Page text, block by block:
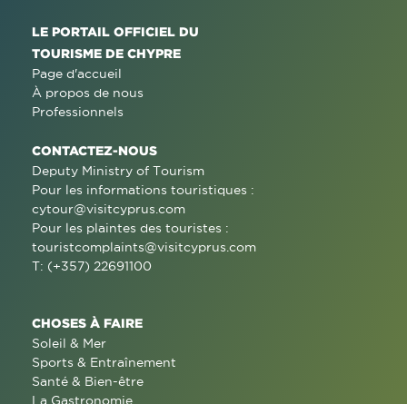
LE PORTAIL OFFICIEL DU
TOURISME DE CHYPRE
Page d'accueil
À propos de nous
Professionnels
CONTACTEZ-NOUS
Deputy Ministry of Tourism
Pour les informations touristiques :
cytour@visitcyprus.com
Pour les plaintes des touristes :
touristcomplaints@visitcyprus.com
T: (+357) 22691100
CHOSES À FAIRE
Soleil & Mer
Sports & Entraînement
Santé & Bien-être
La Gastronomie